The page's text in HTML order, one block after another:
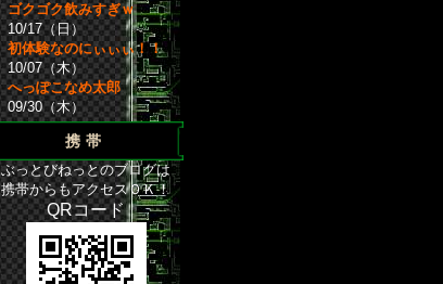
ゴクゴク飲みすぎｗ
10/17（日）
初体験なのにぃぃぃ！！
10/07（木）
へっぽこなめ太郎
09/30（木）
携帯
ぶっとびねっとのブログは
携帯からもアクセスＯＫ！
QRコード